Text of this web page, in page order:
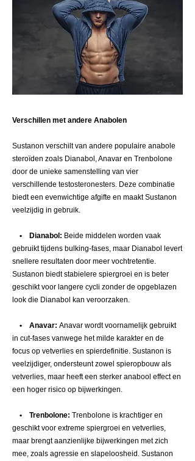
Verschillen met andere Anabolen
Sustanon verschilt van andere populaire anabole
steroïden zoals Dianabol, Anavar en Trenbolone
door de unieke samenstelling van vier
verschillende testosteronesters. Deze combinatie
biedt een evenwichtige afgifte en maakt Sustanon
veelzijdig in gebruik.
• Dianabol: Beide middelen worden vaak
gebruikt tijdens bulking-fases, maar Dianabol levert
snellere resultaten door meer vochtretentie.
Sustanon biedt stabielere spiergroei en is beter
geschikt voor langere cycli zonder de opgeblazen
look die Dianabol kan veroorzaken.
• Anavar: Anavar wordt voornamelijk gebruikt
in cut-fases vanwege het milde karakter en de
focus op vetverlies en spierdefinitie. Sustanon is
veelzijdiger, ondersteunt zowel spieropbouw als
vetverlies, maar heeft een sterker anabool effect en
een hoger risico op bijwerkingen.
• Trenbolone: Trenbolone is krachtiger en
geschikt voor extreme spiergroei en vetverlies,
maar brengt aanzienlijke bijwerkingen met zich
mee, zoals agressie en slapeloosheid. Sustanon